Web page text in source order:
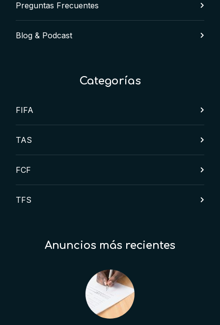
Preguntas Frecuentes
Blog & Podcast
Categorías
FIFA
TAS
FCF
TFS
Anuncios más recientes